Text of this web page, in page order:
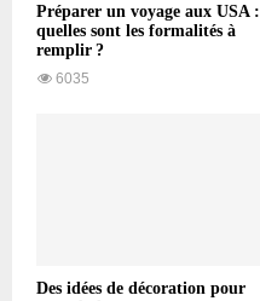
Préparer un voyage aux USA :
quelles sont les formalités à
remplir ?
6035
Des idées de décoration pour